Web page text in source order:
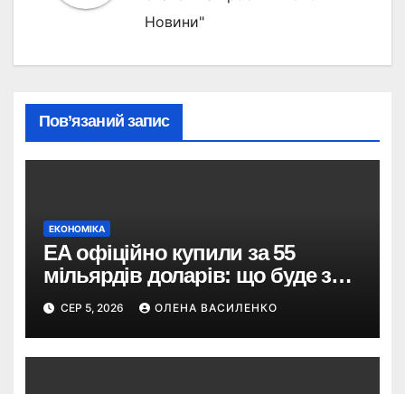
Новини"
Пов’язаний запис
ЕКОНОМІКА
EA офіційно купили за 55
мільярдів доларів: що буде з
EA Sports FC, Battlefield і The
Sims
СЕР 5, 2026 ОЛЕНА ВАСИЛЕНКО